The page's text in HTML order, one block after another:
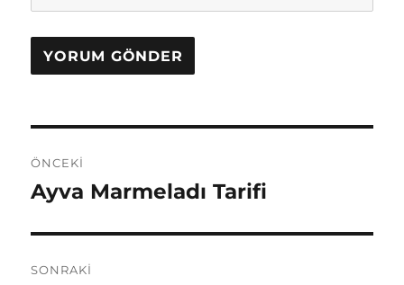
gezinmesi
ÖNCEKI
Önceki
Ayva Marmeladı Tarifi
SONRAKI